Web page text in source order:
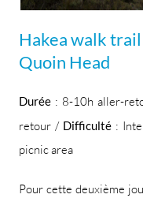
Hakea walk
Quoin Head
Durée: 8-10h aller-
retour / Difficulté :
picnic area
Pour cette deuxième